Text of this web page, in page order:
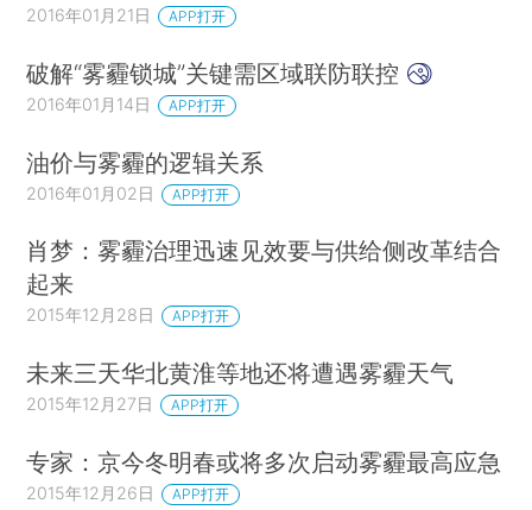
2016年01月21日 APP打开
破解“雾霾锁城”关键需区域联防联控
2016年01月14日 APP打开
油价与雾霾的逻辑关系
2016年01月02日 APP打开
肖梦：雾霾治理迅速见效要与供给侧改革结合
起来
2015年12月28日 APP打开
未来三天华北黄淮等地还将遭遇雾霾天气
2015年12月27日 APP打开
专家：京今冬明春或将多次启动雾霾最高应急
2015年12月26日 APP打开